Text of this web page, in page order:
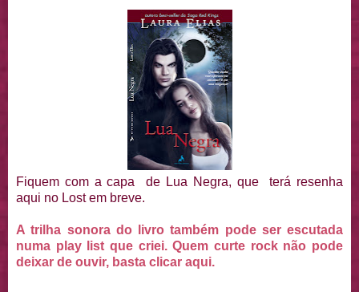
Fiquem com a capa de Lua Negra, que terá resenha
aqui no Lost em breve.
A trilha sonora do livro também pode ser escutada
numa play list que criei. Quem curte rock não pode
deixar de ouvir, basta clicar aqui.